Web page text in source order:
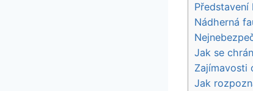
Představení
Nádherná
Jak se
Zajímavosti
Jak